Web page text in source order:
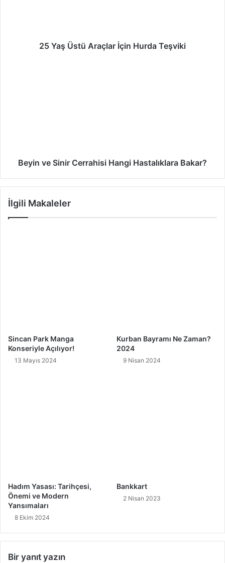
25 Yaş Üstü Araçlar İçin Hurda Teşviki
Beyin ve Sinir Cerrahisi Hangi Hastalıklara Bakar?
İlgili Makaleler
Sincan Park Manga
Konseriyle Açılıyor!
13 Mayıs 2024
Kurban Bayramı Ne Zaman?
2024
9 Nisan 2024
Hadım Yasası: Tarihçesi,
Önemi ve Modern
Yansımaları
8 Ekim 2024
Bankkart
2 Nisan 2023
Bir yanıt yazın